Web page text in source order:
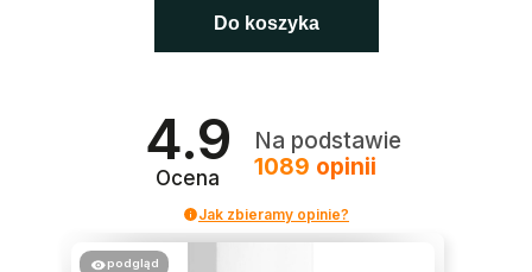
Do koszyka
4.9
Ocena
Na podstawie
1089 opinii
Jak zbieramy opinie?
podgląd